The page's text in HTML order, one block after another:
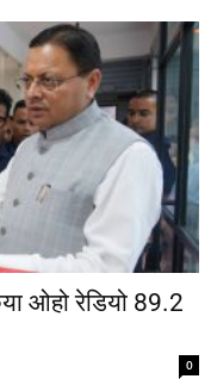
ओहो रेडियो 89.2
0